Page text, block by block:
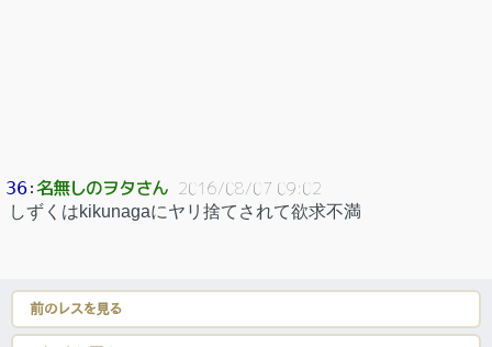
36：名無しのヲタさん 2016/08/07 09:02
しずくはkikunagaにヤリ捨てされて欲求不満
前のレスを見る